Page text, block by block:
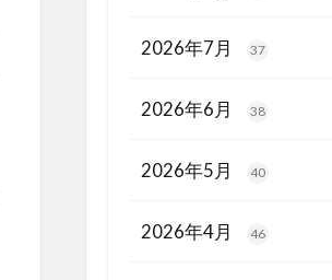
2026年7月 37
2026年6月 38
2026年5月 40
2026年4月 46